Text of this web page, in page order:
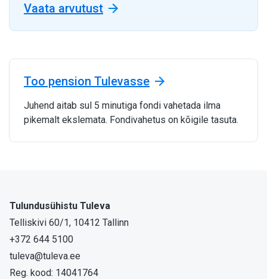
Vaata arvutust
Too pension Tulevasse
Juhend aitab sul 5 minutiga fondi vahetada ilma
pikemalt ekslemata. Fondivahetus on kõigile tasuta.
Tulundusühistu Tuleva
Telliskivi 60/1, 10412 Tallinn
+372 644 5100
tuleva@tuleva.ee
Reg. kood: 14041764